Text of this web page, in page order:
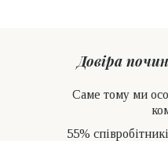
Довіра
Саме тому ми
55%